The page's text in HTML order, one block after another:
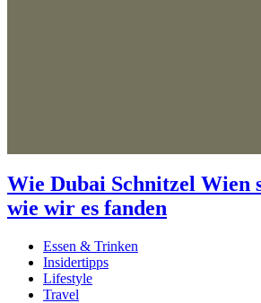
Wie Dubai Schnitzel Wien
wie wir es fanden
Essen & Trinken
Insidertipps
Lifestyle
Travel